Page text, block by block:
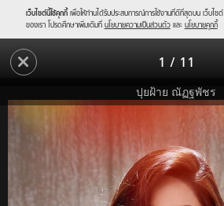
เว็บไซต์นี้ใช้คุกกี้ เพื่อให้ท่านได้รับประสบการณ์การใช้งานที่ดีที่สุดบน เว็บไซต์
ของเรา โปรดศึกษาเพิ่มเติมที่ นโยบายความเป็นส่วนตัว และ นโยบายคุกกี้
เลย
ฝ้าย
Playboy
เลย
ปุย
ฝ้าย
AF
เปลือย
1 / 11
ปุยฝ้าย ณัฏฐพัชร